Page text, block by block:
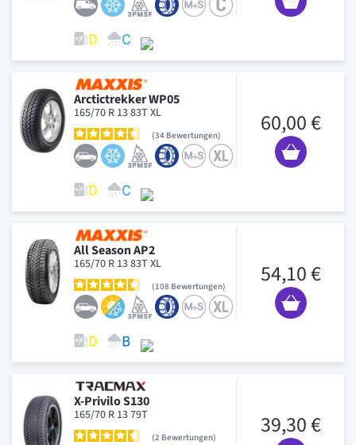
Arctictrekker WP05
165/70 R 13 83T XL
34 Bewertungen 60,00 €
All Season AP2
165/70 R 13 83T XL
108 Bewertungen 54,10 €
X-Privilo S130
165/70 R 13 79T
2 Bewertungen 39,30 €